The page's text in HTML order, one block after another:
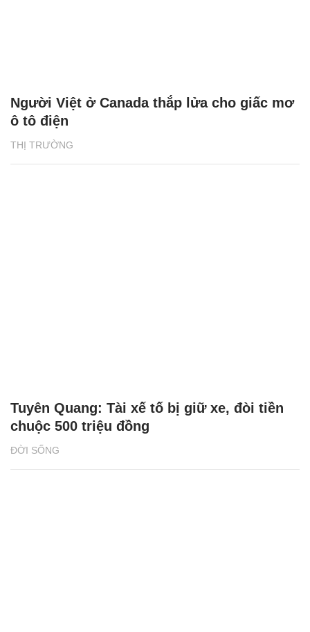
THỊ TRƯỜNG
Người Việt ở Canada thắp lửa cho giấc mơ
ô tô điện
ĐỜI SỐNG
Tuyên Quang: Tài xế tố bị giữ xe, đòi tiền
chuộc 500 triệu đồng